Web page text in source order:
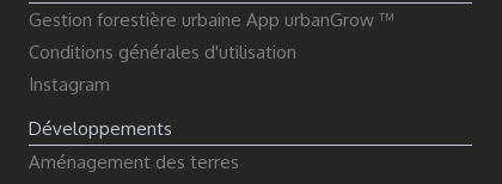
Gestion forestière urbaine App urbanGrow ™
Conditions générales d'utilisation
Instagram
Développements
Aménagement des terres